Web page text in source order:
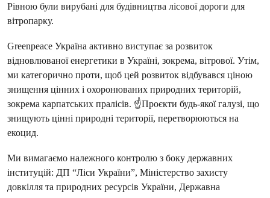
Рівною були вирубані для будівництва лісової дороги для
вітропарку.
Greenpeace Україна активно виступає за розвиток
відновлюваної енергетики в Україні, зокрема, вітрової. Утім,
ми категорично проти, щоб цей розвиток відбувався ціною
знищення цінних і охоронюваних природних територій,
зокрема карпатських пралісів. ☝️Проєкти будь-якої галузі, що
знищують цінні природні території, перетворюються на
екоцид.
Ми вимагаємо належного контролю з боку державних
інституцій: ДП “Ліси України”, Міністерство захисту
довкілля та природних ресурсів України, Державна